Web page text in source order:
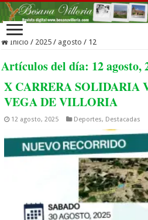
Inicio / 2025 / agosto / 12
Artículos del día: 12 agosto,
X CARRERA SOLIDARIA
VEGA DE VILLORIA
12 agosto, 2025 Deportes, Destacadas